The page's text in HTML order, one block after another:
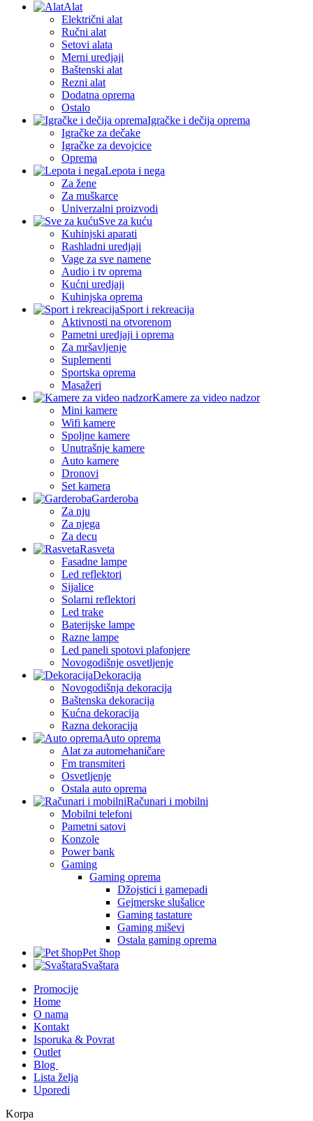
Alat
Električni alat
Ručni alat
Setovi alata
Merni uredjaji
Baštenski alat
Rezni alat
Dodatna oprema
Ostalo
Igračke i dečija oprema
Igračke za dečake
Igračke za devojcice
Oprema
Lepota i nega
Za žene
Za muškarce
Univerzalni proizvodi
Sve za kuću
Kuhinjski aparati
Rashladni uredjaji
Vage za sve namene
Audio i tv oprema
Kućni uredjaji
Kuhinjska oprema
Sport i rekreacija
Aktivnosti na otvorenom
Pametni uredjaji i oprema
Za mršavljenje
Suplementi
Sportska oprema
Masažeri
Kamere za video nadzor
Mini kamere
Wifi kamere
Spoljne kamere
Unutrašnje kamere
Auto kamere
Dronovi
Set kamera
Garderoba
Za nju
Za njega
Za decu
Rasveta
Fasadne lampe
Led reflektori
Sijalice
Solarni reflektori
Led trake
Baterijske lampe
Razne lampe
Led paneli spotovi plafonjere
Novogodišnje osvetljenje
Dekoracija
Novogodišnja dekoracija
Baštenska dekoracija
Kućna dekoracija
Razna dekoracija
Auto oprema
Alat za automehaničare
Fm transmiteri
Osvetljenje
Ostala auto oprema
Računari i mobilni
Mobilni telefoni
Pametni satovi
Konzole
Power bank
Gaming
Gaming oprema
Džojstici i gamepadi
Gejmerske slušalice
Gaming tastature
Gaming miševi
Ostala gaming oprema
Pet šhop
Svaštara
Promocije
Home
O nama
Kontakt
Isporuka & Povrat
Outlet
Blog
Lista želja
Uporedi
Korpa